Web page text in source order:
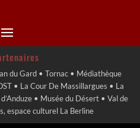
du Gard • Tornac • Médiathèque
• La Cour De Massillargues • La
• Musée du Désert • Val de
espace culturel La Berline